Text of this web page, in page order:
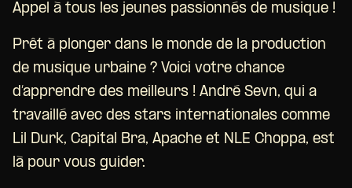
Appel à tous les jeunes passionnés de musique !
Prêt à plonger dans le monde de la production
de musique urbaine ? Voici votre chance
d’apprendre des meilleurs ! André Sevn, qui a
travaillé avec des stars internationales comme
Lil Durk, Capital Bra, Apache et NLE Choppa, est
là pour vous guider.